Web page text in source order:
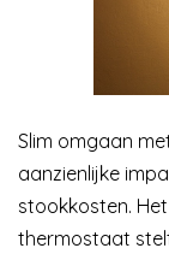
Slim omgaan
aanzienlijke
stookkosten.
thermostaat